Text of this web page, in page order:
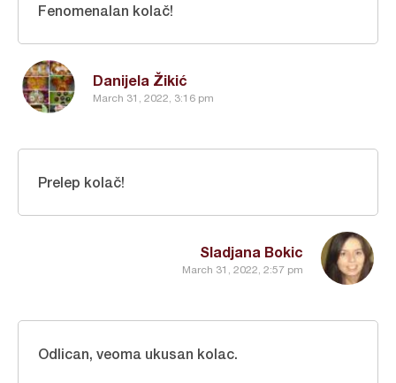
Danijela Žikić
March 31, 2022, 3:16 pm
Fenomenalan kolač!
Sladjana Bokic
March 31, 2022, 2:57 pm
Prelep kolač!
Odlican, veoma ukusan kolac.